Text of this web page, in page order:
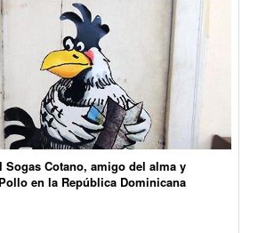
Sogas Cotano, amigo del alma y
en la República Dominicana